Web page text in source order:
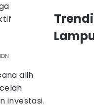
alih
investasi.